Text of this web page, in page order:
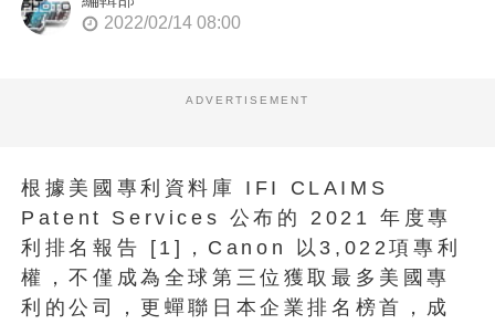
2022/02/14 08:00
ADVERTISEMENT
根據美國專利資料庫 IFI CLAIMS
Patent Services 公布的 2021 年度專
利排名報告 [1]，Canon 以3,022項專利
權，不僅成為全球第三位獲取最多美國專
利的公司，更蟬聯日本企業排名榜首，成